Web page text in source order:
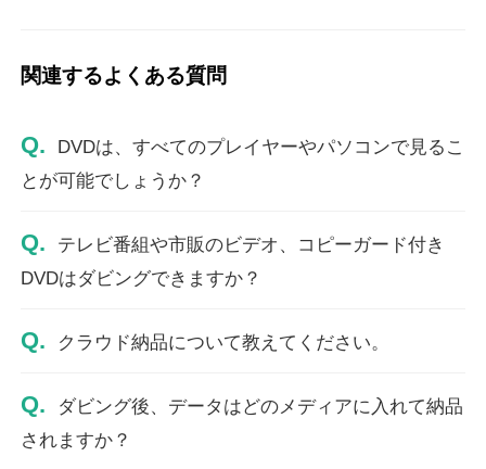
関連するよくある質問
Q.
DVDは、すべてのプレイヤーやパソコンで見るこ
とが可能でしょうか？
Q.
テレビ番組や市販のビデオ、コピーガード付き
DVDはダビングできますか？
Q. クラウド納品について教えてください。
Q.
ダビング後、データはどのメディアに入れて納品
されますか？